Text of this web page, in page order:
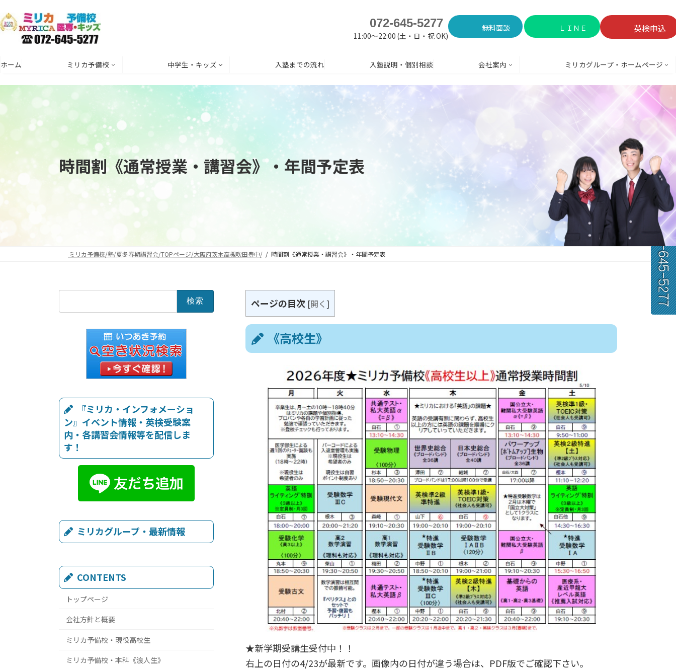
ン
テ
へ
ッ
プ
ビ
ゲ
ョ
移
動
072-645-5277
11:00～22:00 (土・日・祝 OK)
無料面談 ＬＩＮＥ 英検申込
ホーム ミリカ予備校 中学生・キッズ 入塾までの流れ 入塾説明・個別相談 会社案内 ミリカグループ・ホームページ
時間割《通常授業・講習会》・年間予定表
ミリカ予備校/塾/夏冬春期講習会/TOPページ/大阪府茨木高槻吹田豊中/ 時間割《通常授業・講習会》・年間予定表
ページの目次 [開く ]
《高校生》
★新学期受講生受付中！！
右上の日付の4/23が最新です。画像内の日付が違う場合は、PDF版でご確認下さい。
『ミリカ・インフォメーショ
ン』イベント情報・英検受験案
内・各講習会情報等を配信しま
す！
ミリカグループ・最新情報
CONTENTS
トップページ
会社方針と概要
ミリカ予備校・現役高校生
ミリカ予備校・本科《浪人生》